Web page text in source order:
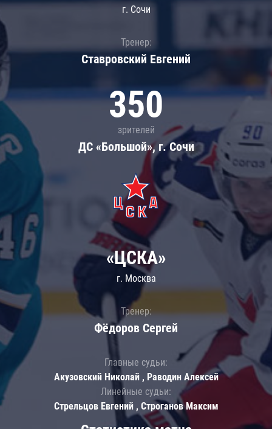
г. Сочи
Тренер:
Ставровский Евгений
350
зрителей
ДС «Большой», г. Сочи
«ЦСКА»
г. Москва
Тренер:
Фёдоров Сергей
Главные судьи:
Акузовский Николай , Раводин Алексей
Линейные судьи:
Стрельцов Евгений , Строганов Максим